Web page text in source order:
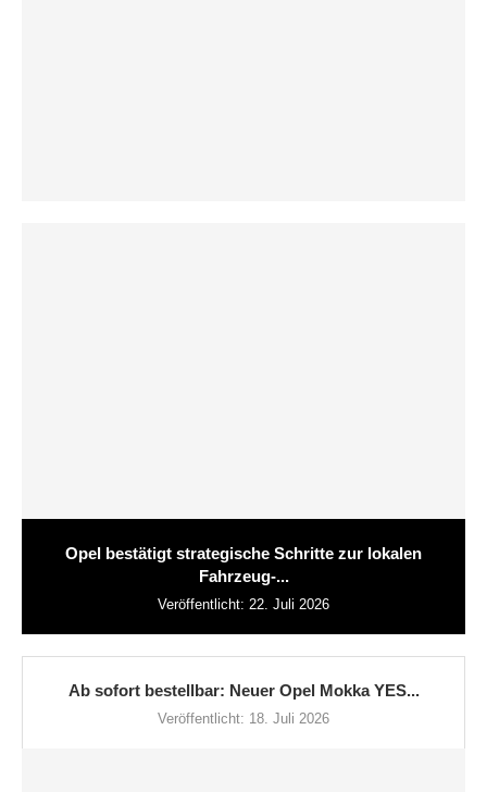
Opel bestätigt strategische Schritte zur lokalen
Fahrzeug-...
Veröffentlicht: 22. Juli 2026
Ab sofort bestellbar: Neuer Opel Mokka YES...
Veröffentlicht: 18. Juli 2026